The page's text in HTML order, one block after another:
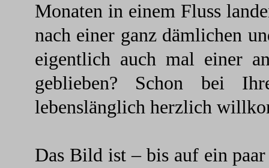
Monaten in einem Fluss
nach einer ganz dämlichen
eigentlich auch mal einer
geblieben? Schon bei
lebenslänglich herzlich
Das Bild ist – bis auf ein